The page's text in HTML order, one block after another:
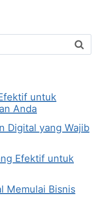
untuk
Anda
Digital yang Wajib
Efektif untuk
Memulai Bisnis